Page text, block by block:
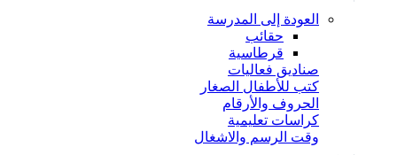
العودة إلى المدرسة
حقائب
قرطاسية
صناديق فعاليات
كتب للأطفال الصغار
الحروف والأرقام
كراسات تعليمية
وقت الرسم والاشغال